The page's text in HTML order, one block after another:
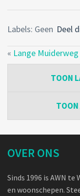
Deel
Labels: Geen
« Lange
TOON
TOON
OVER ONS
Sinds 1996 is AWN
en woonschepen.